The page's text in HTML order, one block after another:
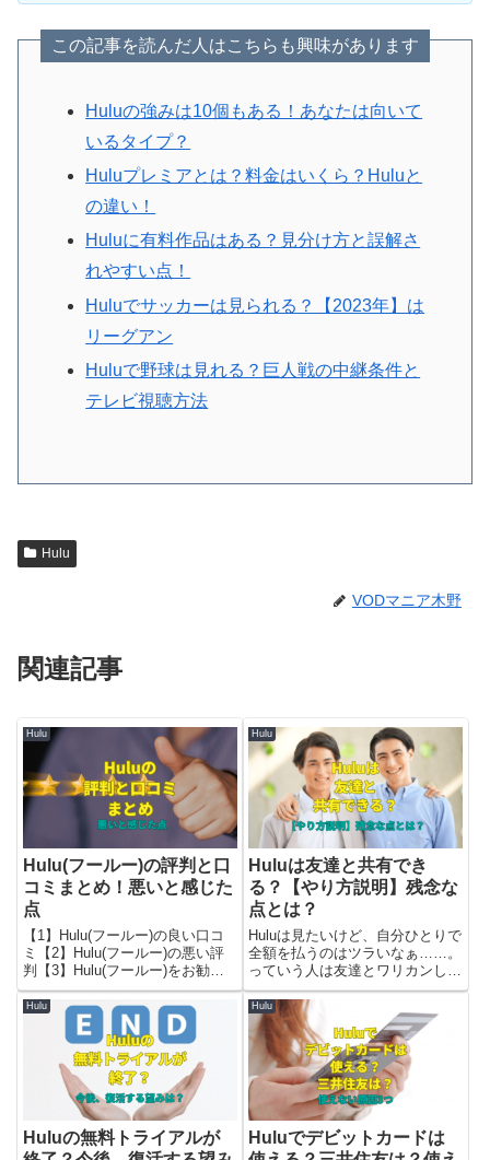
この記事を読んだ人はこちらも興味があります
Huluの強みは10個もある！あなたは向いて
いるタイプ？
Huluプレミアとは？料金はいくら？Huluと
の違い！
Huluに有料作品はある？見分け方と誤解さ
れやすい点！
Huluでサッカーは見られる？【2023年】は
リーグアン
Huluで野球は見れる？巨人戦の中継条件と
テレビ視聴方法
Hulu
VODマニア木野
関連記事
Hulu
Hulu(フールー)の評判と口
コミまとめ！悪いと感じた
点
【1】Hulu(フールー)の良い口コ
ミ【2】Hulu(フールー)の悪い評
判【3】Hulu(フールー)をお勧め
する人・しない人をご紹介しま
す。
Hulu
Huluは友達と共有でき
る？【やり方説明】残念な
点とは？
Huluは見たいけど、自分ひとりで
全額を払うのはツラいなぁ……。
っていう人は友達とワリカンして
契約したいですよね？そこで今回
は【1】Huluは友達と共有して
OK?【2】Huluを友達と共有する
方法【3】残念なポイントなど、
耳寄りな情報をまとめてご紹介し
ます。
Hulu
Huluの無料トライアルが
Hulu
Huluでデビットカードは